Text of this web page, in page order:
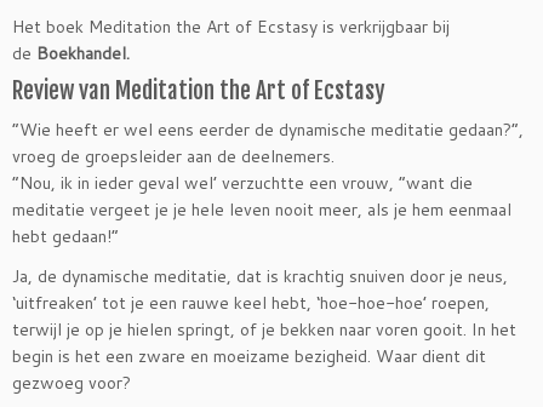
Het boek Meditation the Art of Ecstasy is verkrijgbaar bij
de Boekhandel.
Review van Meditation the Art of Ecstasy
“Wie heeft er wel eens eerder de dynamische meditatie gedaan?”,
vroeg de groepsleider aan de deelnemers.
“Nou, ik in ieder geval wel’ verzuchtte een vrouw, “want die
meditatie vergeet je je hele leven nooit meer, als je hem eenmaal
hebt gedaan!”
Ja, de dynamische meditatie, dat is krachtig snuiven door je neus,
‘uitfreaken’ tot je een rauwe keel hebt, ‘hoe-hoe-hoe’ roepen,
terwijl je op je hielen springt, of je bekken naar voren gooit. In het
begin is het een zware en moeizame bezigheid. Waar dient dit
gezwoeg voor?